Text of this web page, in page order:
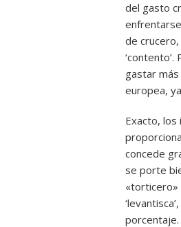
del gasto
de
gastar
europea,
Exacto,
concede
se porte
«torticero»
porcentaje.